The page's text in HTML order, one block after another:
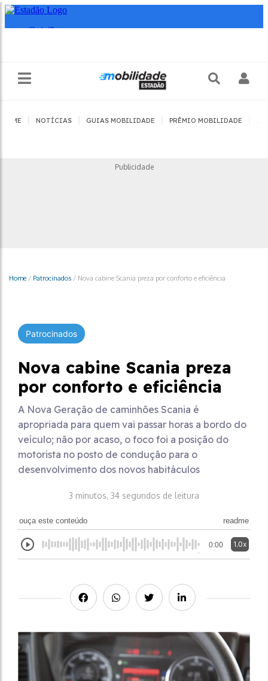
HOME NOTÍCIAS GUIAS MOBILIDADE PRÊMIO MOBILIDADE
Publicidade
Home / Patrocinados / Nova cabine Scania preza por conforto e eficiência
Patrocinados
Nova cabine Scania preza
por conforto e eficiência
A Nova Geração de caminhões Scania é
apropriada para quem vai passar horas a bordo do
veículo; não por acaso, o foco foi a posição do
motorista no posto de condução para o
desenvolvimento dos novos habitáculos
3 minutos, 34 segundos de leitura
ouça este conteúdo readme
0:00 1.0x